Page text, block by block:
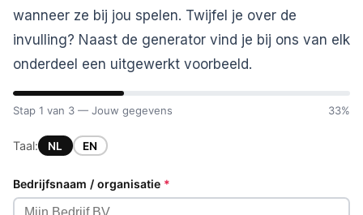
wanneer ze bij jou spelen. Twijfel je over de
invulling? Naast de generator vind je bij ons van elk
onderdeel een uitgewerkt voorbeeld.
Stap 1 van 3 — Jouw gegevens 33%
Taal: NL EN
Bedrijfsnaam / organisatie *